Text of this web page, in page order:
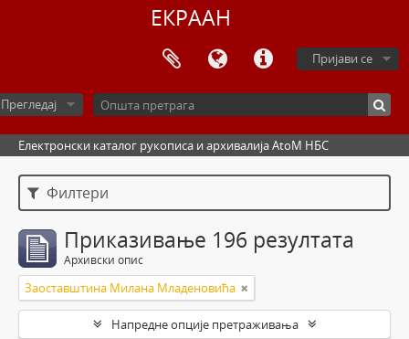
ЕКРААН
Пријави се
Прегледај
Електронски каталог рукописа и архивалија AtoM НБС
Филтери
Приказивање 196 резултата
Архивски опис
Заоставштина Милана Младеновића
Напредне опције претраживања